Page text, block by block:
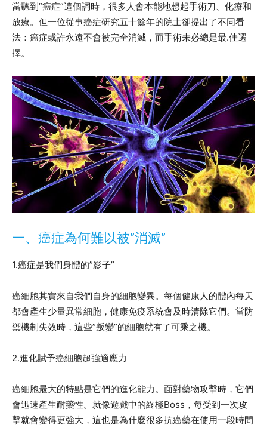
當聽到”癌症”這個詞時，很多人會本能地想起手術刀、化療和
放療。但一位從事癌症研究五十餘年的院士卻提出了不同看
法：癌症或許永遠不會被完全消滅，而手術未必總是最.佳選
擇。
一、癌症為何難以被”消滅”
1.癌症是我們身體的”影子”
癌細胞其實來自我們自身的細胞變異。每個健康人的體內每天
都會產生少量異常細胞，健康免疫系統會及時清除它們。當防
禦機制失效時，這些”叛變”的細胞就有了可乘之機。
2.進化賦予癌細胞超強適應力
癌細胞最大的特點是它們的進化能力。面對藥物攻擊時，它們
會迅速產生耐藥性。就像遊戲中的終極Boss，每受到一次攻
擊就會變得更強大，這也是為什麼很多抗癌藥在使用一段時間